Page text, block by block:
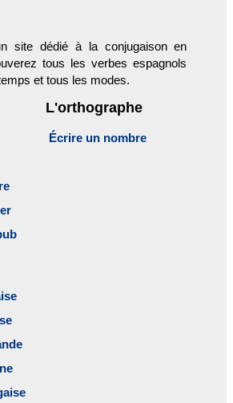
site dédié à la conjugaison en
tous les verbes espagnols
et tous les modes.
L'orthographe
Écrire un nombre